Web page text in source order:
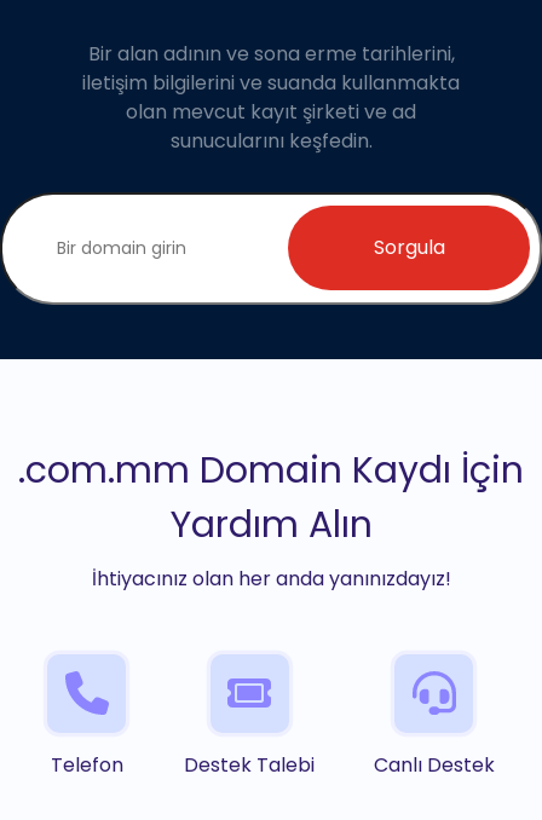
Bir alan adının ve sona erme tarihlerini,
iletişim bilgilerini ve suanda kullanmakta
olan mevcut kayıt şirketi ve ad
sunucularını keşfedin.
Sorgula
.com.mm Domain Kaydı İçin
Yardım Alın
İhtiyacınız olan her anda yanınızdayız!
Telefon Destek Talebi Canlı Destek